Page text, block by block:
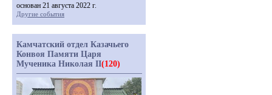
основан 21 августа 2022 г.
Другие события
Камчатский отдел Казачьего
Конвоя Памяти Царя
Мученика Николая II(120)